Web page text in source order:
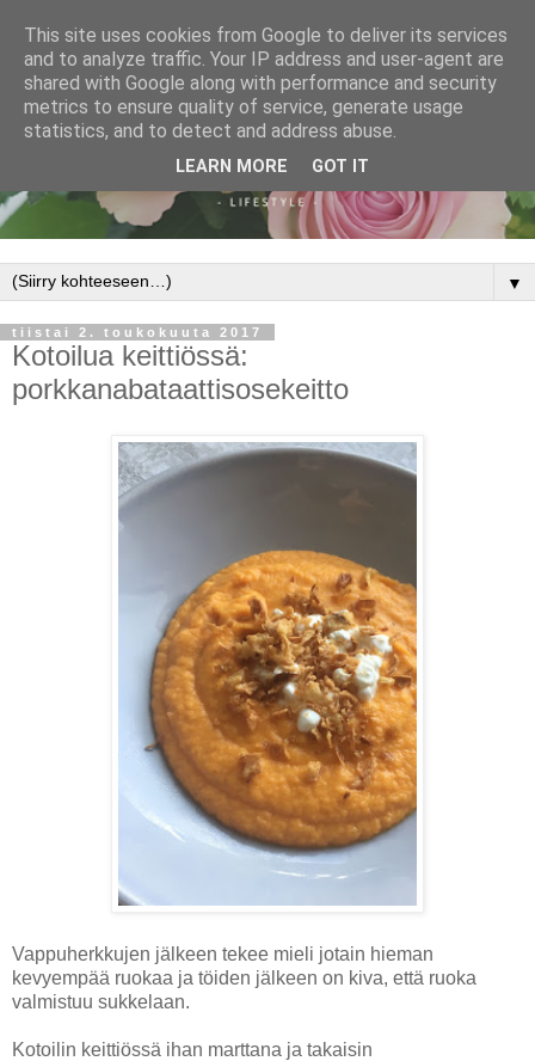
▼
tiistai 2. toukokuuta 2017
Kotoilua keittiössä:
porkkanabataattisosekeitto
Vappuherkkujen jälkeen tekee mieli jotain hieman
kevyempää ruokaa ja töiden jälkeen on kiva, että ruoka
valmistuu sukkelaan.
Kotoilin keittiössä ihan marttana ja takaisin
This site uses cookies from Google to deliver its services
and to analyze traffic. Your IP address and user-agent are
shared with Google along with performance and security
metrics to ensure quality of service, generate usage
statistics, and to detect and address abuse.
LEARN MORE GOT IT